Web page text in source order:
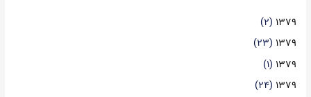
۱۳۷۹ (۲)
۱۳۷۹ (۲۳)
۱۳۷۹ (۱)
۱۳۷۹ (۲۴)